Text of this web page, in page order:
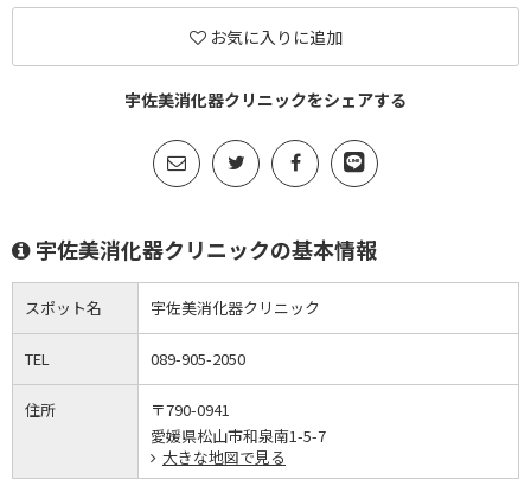
お気に入りに追加
宇佐美消化器クリニックをシェアする
宇佐美消化器クリニックの基本情報
スポット名 宇佐美消化器クリニック
TEL 089-905-2050
住所
〒790-0941
愛媛県松山市和泉南1-5-7
大きな地図で見る